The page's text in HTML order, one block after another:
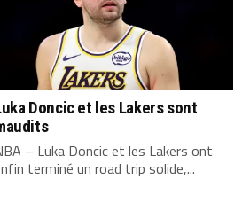
Doncic et les Lakers sont
– Luka Doncic et les Lakers ont
terminé un road trip solide,...